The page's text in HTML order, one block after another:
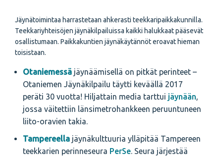
Jäynätoimintaa harrastetaan ahkerasti teekkaripaikkakunnilla.
Teekkariyhteisöjen jäynäkilpailuissa kaikki halukkaat pääsevät
osallistumaan. Paikkakuntien jäynäkäytännöt eroavat hieman
toisistaan.
Otaniemessä jäynäämisellä on pitkät perinteet –
Otaniemen Jäynäkilpailu täytti keväällä 2017
peräti 30 vuotta! Hiljattain media tarttui jäynään,
jossa väitettiin länsimetrohankkeen peruuntuneen
liito-oravien takia.
Tampereella jäynäkulttuuria ylläpitää Tampereen
teekkarien perinneseura PerSe. Seura järjestää